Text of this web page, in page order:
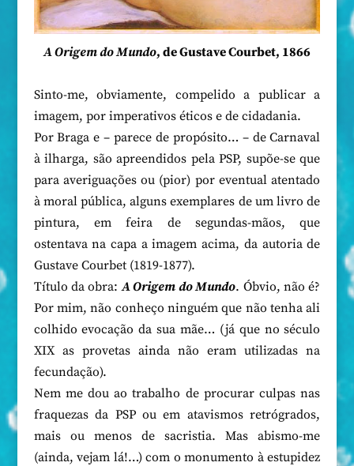
A Origem do Mundo, de Gustave Courbet, 1866
Sinto-me, obviamente, compelido a publicar a
imagem, por imperativos éticos e de cidadania.
Por Braga e – parece de propósito… – de Carnaval
à ilharga, são apreendidos pela PSP, supõe-se que
para averiguações ou (pior) por eventual atentado
à moral pública, alguns exemplares de um livro de
pintura, em feira de segundas-mãos, que
ostentava na capa a imagem acima, da autoria de
Gustave Courbet (1819-1877).
Título da obra:A Origem do Mundo. Óbvio, não é?
Por mim, não conheço ninguém que não tenha ali
colhido evocação da sua mãe… (já que no século
XIX as provetas ainda não eram utilizadas na
fecundação).
Nem me dou ao trabalho de procurar culpas nas
fraquezas da PSP ou em atavismos retrógrados,
mais ou menos de sacristia. Mas abismo-me
(ainda, vejam lá!…) com o monumento à estupidez